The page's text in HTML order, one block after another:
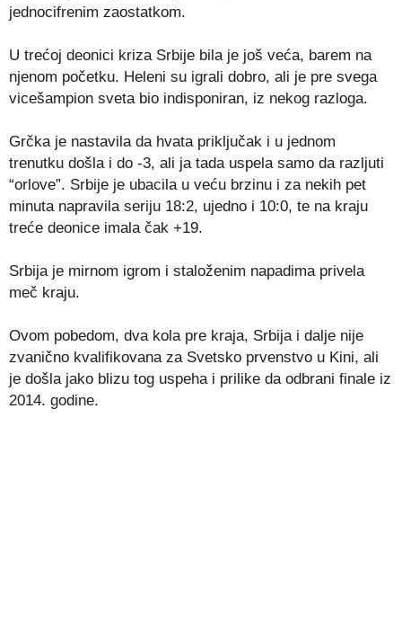
jednocifrenim zaostatkom.
U trećoj deonici kriza Srbije bila je još veća, barem na
njenom početku. Heleni su igrali dobro, ali je pre svega
vicešampion sveta bio indisponiran, iz nekog razloga.
Grčka je nastavila da hvata priključak i u jednom
trenutku došla i do -3, ali ja tada uspela samo da razljuti
“orlove”. Srbije je ubacila u veću brzinu i za nekih pet
minuta napravila seriju 18:2, ujedno i 10:0, te na kraju
treće deonice imala čak +19.
Srbija je mirnom igrom i staloženim napadima privela
meč kraju.
Ovom pobedom, dva kola pre kraja, Srbija i dalje nije
zvanično kvalifikovana za Svetsko prvenstvo u Kini, ali
je došla jako blizu tog uspeha i prilike da odbrani finale iz
2014. godine.